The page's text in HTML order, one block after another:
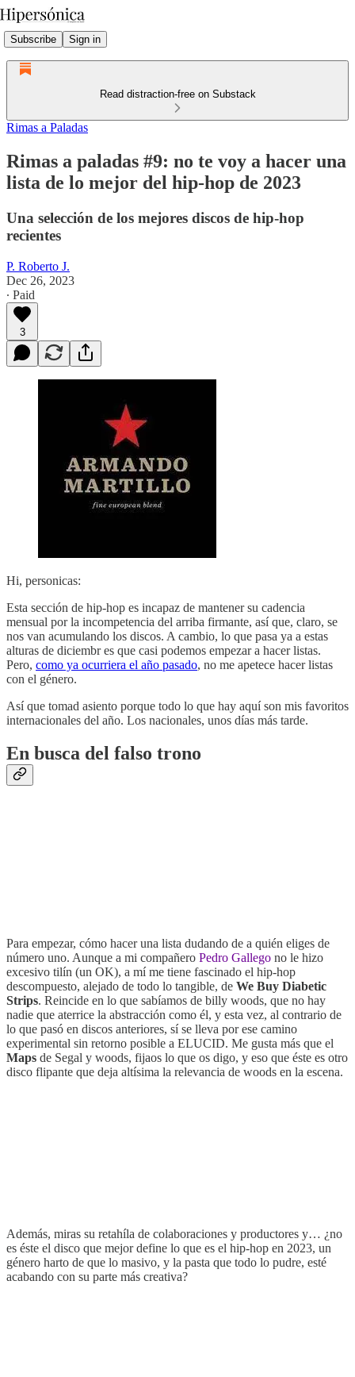
Subscribe Sign in
Read distraction-free on Substack
Rimas a Paladas
Rimas a paladas #9: no te voy a hacer una
lista de lo mejor del hip-hop de 2023
Una selección de los mejores discos de hip-hop
recientes
P. Roberto J.
Dec 26, 2023
∙ Paid
3
Hi, personicas:
Esta sección de hip-hop es incapaz de mantener su cadencia
mensual por la incompetencia del arriba firmante, así que, claro, se
nos van acumulando los discos. A cambio, lo que pasa ya a estas
alturas de diciembr es que casi podemos empezar a hacer listas.
Pero, como ya ocurriera el año pasado, no me apetece hacer listas
con el género.
Así que tomad asiento porque todo lo que hay aquí son mis favoritos
internacionales del año. Los nacionales, unos días más tarde.
En busca del falso trono
Para empezar, cómo hacer una lista dudando de a quién eliges de
número uno. Aunque a mi compañero Pedro Gallego no le hizo
excesivo tilín (un OK), a mí me tiene fascinado el hip-hop
descompuesto, alejado de todo lo tangible, de We Buy Diabetic
Strips. Reincide en lo que sabíamos de billy woods, que no hay
nadie que aterrice la abstracción como él, y esta vez, al contrario de
lo que pasó en discos anteriores, sí se lleva por ese camino
experimental sin retorno posible a ELUCID. Me gusta más que el
Maps de Segal y woods, fijaos lo que os digo, y eso que éste es otro
disco flipante que deja altísima la relevancia de woods en la escena.
Además, miras su retahíla de colaboraciones y productores y… ¿no
es éste el disco que mejor define lo que es el hip-hop en 2023, un
género harto de que lo masivo, y la pasta que todo lo pudre, esté
acabando con su parte más creativa?